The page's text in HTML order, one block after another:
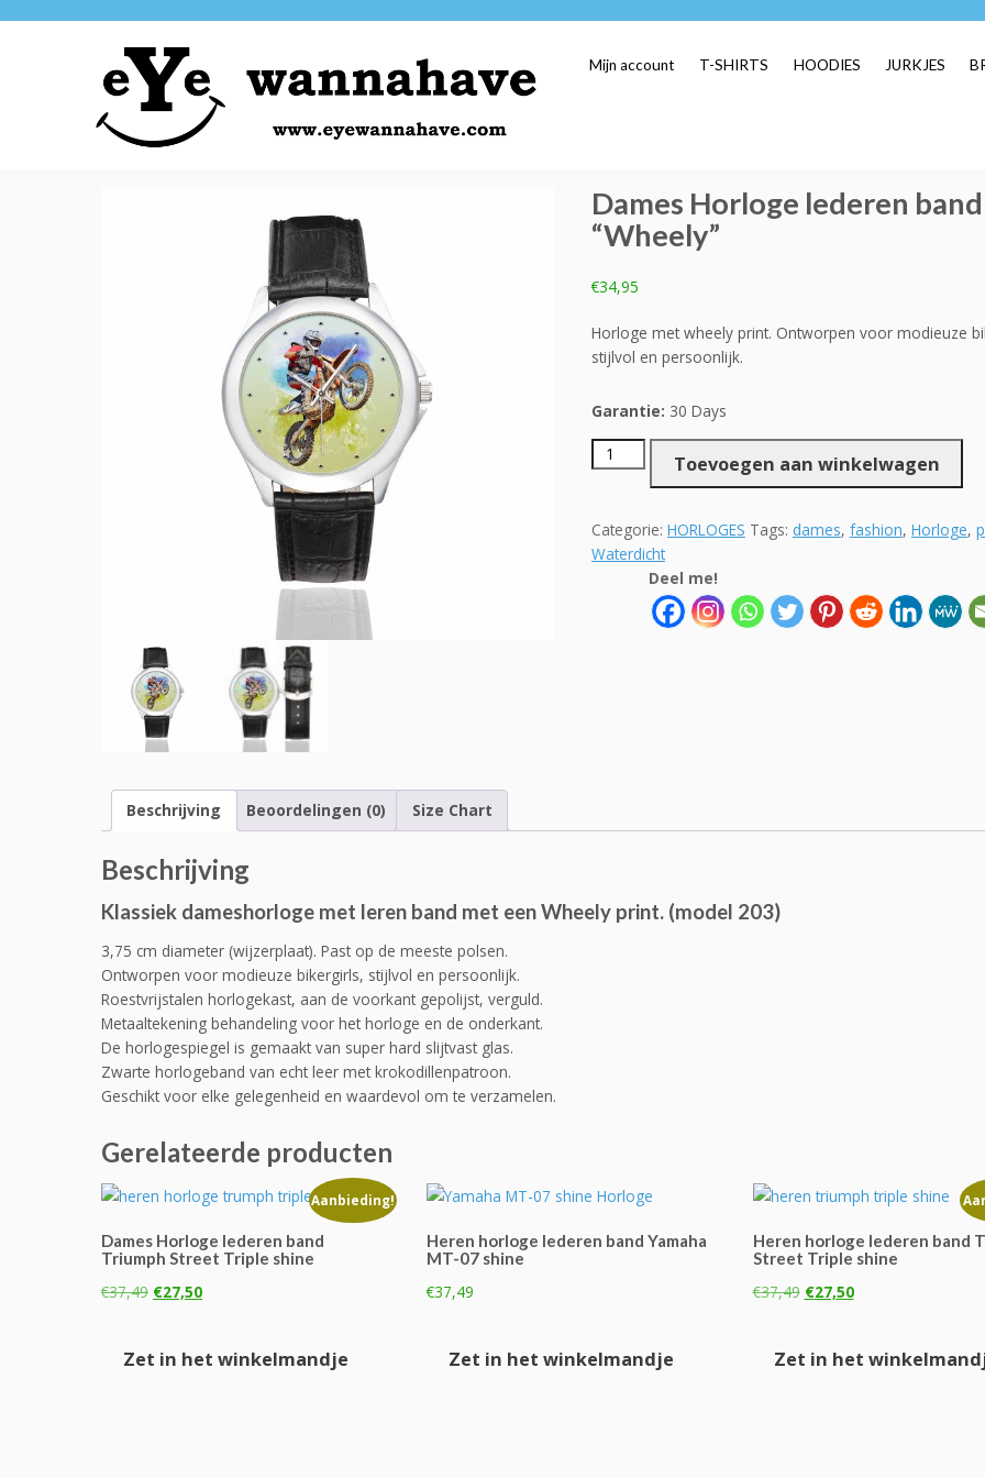
Mijn account T-SHIRTS HOODIES JURKJES
Dames Horloge lederen band
“Wheely”
€34,95
Horloge met wheely print. Ontworpen voor modieuze
stijlvol en persoonlijk.
Garantie: 30 Days
Dames
Horloge
band
"Wheely"
Toevoegen aan winkelwagen
Categorie: HORLOGES Tags: dames, fashion, Horloge,
Waterdicht
Deel me!
Beschrijving Beoordelingen (0) Size Chart
Beschrijving
Klassiek dameshorloge met leren band met een Wheely print. (model 203)
3,75 cm diameter (wijzerplaat). Past op de meeste polsen.
Ontworpen voor modieuze bikergirls, stijlvol en persoonlijk.
Roestvrijstalen horlogekast, aan de voorkant gepolijst, verguld.
Metaaltekening behandeling voor het horloge en de onderkant.
De horlogespiegel is gemaakt van super hard slijtvast glas.
Zwarte horlogeband van echt leer met krokodillenpatroon.
Geschikt voor elke gelegenheid en waardevol om te verzamelen.
Gerelateerde producten
Aanbieding!
Dames Horloge lederen band
Triumph Street Triple shine
€37,49 Oorspronkelijke
€37,49.
€27,50Huidige
€27,50.
Zet in het winkelmandje
Heren horloge lederen band Yamaha
MT-07 shine
€37,49
Zet in het winkelmandje
Heren horloge lederen band
Street Triple shine
€37,49 Oorspronkelijke
€37,49.
€27,50Huidige
€27,50.
Zet in het